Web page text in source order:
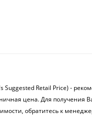
Suggested Retail Price) -
цена.Для получения
обратитесь к